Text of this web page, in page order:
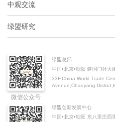
中观交流
绿盟研究
微信公众号
绿盟总部
中国•北京•朝阳 建国门外大
33F,China World Trade
Avenue,Chaoyang
绿盟创新发展中心
中国•北京•朝阳 东八里庄